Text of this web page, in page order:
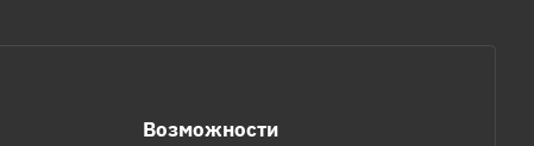
Возможности